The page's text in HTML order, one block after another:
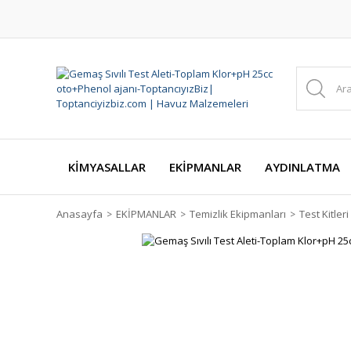
KİMYASALLAR EKİPMANLAR AYDINLATMA
Anasayfa EKİPMANLAR Temizlik Ekipmanları Test Kitleri